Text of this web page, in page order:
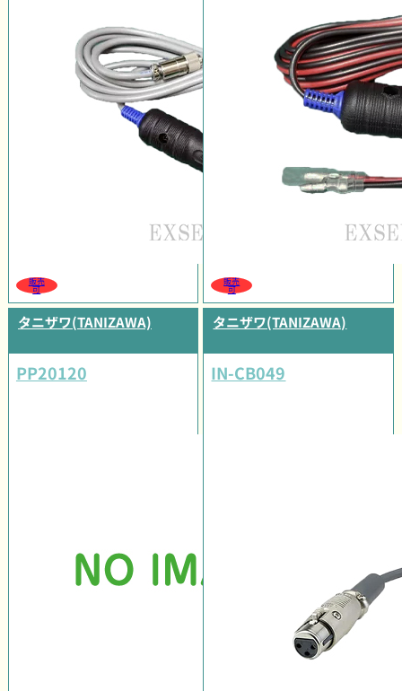
販売
可
販売
可
タニザワ(TANIZAWA)
PP20120
タニザワ(TANIZAWA)
IN-CB049